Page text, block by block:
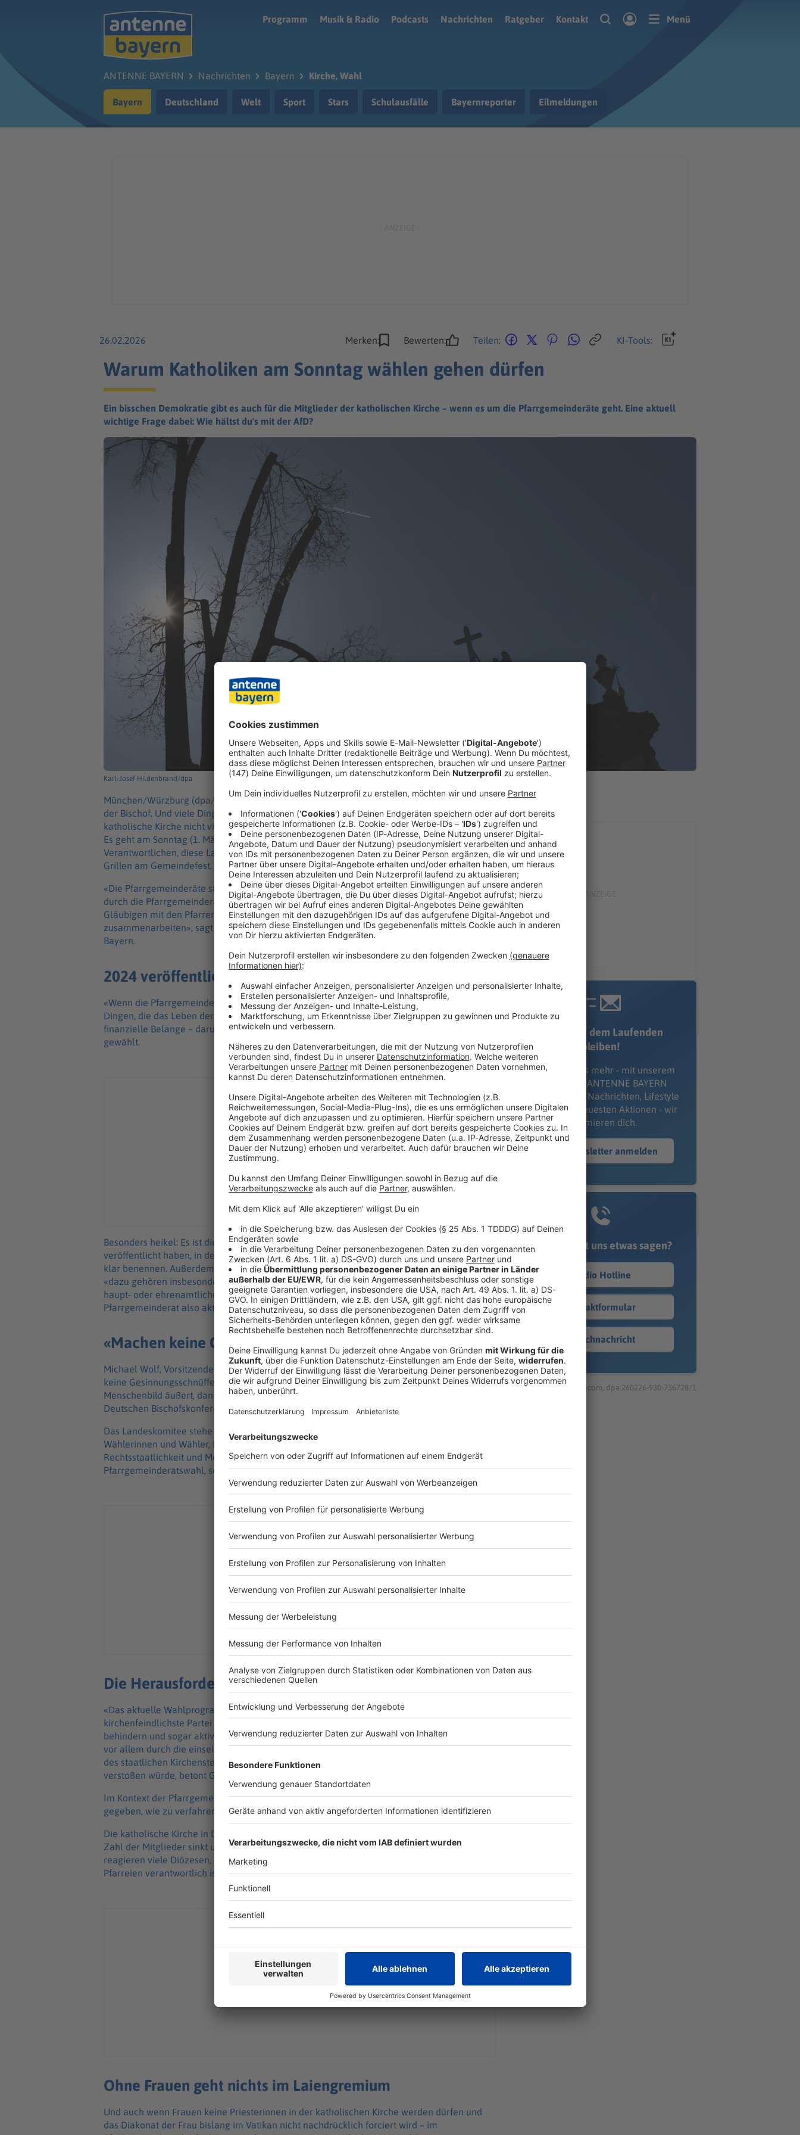
Programm
Musik & Radio Podcasts Nachrichten Ratgeber Kontakt Menü
ANTENNE BAYERN Nachrichten Bayern Kirche, Wahl
Bayern Deutschland Welt Sport Stars Schulausfälle Bayernreporter Eilmeldungen
26.02.2026 Merken: Bewerten: Teilen: KI-Tools:
Warum Katholiken am Sonntag wählen gehen dürfen
Ein bisschen Demokratie gibt es auch für die Mitglieder der katholischen Kirche – wenn es um die Pfarrgemeinderäte geht. Eine aktuell
wichtige Frage dabei: Wie hältst du's mit der AfD?
Karl-Josef Hildenbrand/dpa
München/Würzburg (dpa/lby) -Bischöfe ernennt der Vatikan, wer wo Pfarrer wird, bestimmt
der Bischof. Und viele Dinge sind sowieso unveränderlich. Mit Demokratie hat die
katholische Kirche nicht viel am Hut. Alle vier Jahre dürfen die Gläubigen aber doch wählen.
Es geht am Sonntag (1. März) um die Pfarrgemeinderäte. Und, so versichern es die
Verantwortlichen, diese Laiengremien sind für mehr zuständig als fürs Kuchenbacken und
Grillen am Gemeindefest.
«Die Pfarrgemeinderäte sind eigentlich schon jetzt echte synodale Räte, weil in ihnen die
durch die Pfarrgemeinderatswahlen demokratisch legitimierten Repräsentanten der
Gläubigen mit den Pfarrern und pastoralen Mitarbeiterinnen und Mitarbeitern
zusammenarbeiten», sagt Christian Gärtner, Chef des Landeskomitees der Katholiken in
Bayern.
2024 veröffentlichten die Bischöfe deutliche Worte
«Wenn die Pfarrgemeinderäte ihre Aufgaben ernst nehmen, können sie bei fast allen
Dingen, die das Leben der Kirche vor Ort betreffen, mitentscheiden.» Eine Ausnahme seien
finanzielle Belange – darum kümmern sich die Kirchenverwaltungen. Auch sie werden
gewählt.
Besonders heikel: Es ist die erste Wahl, nachdem die deutschen Bischöfe 2024 ein Papier
veröffentlicht haben, in dem sie sich gegen völkischen Nationalismus stellen und die AfD
klar benennen. Außerdem schrieben sie, dass die Verbreitung rechtsextremer Parolen –
«dazu gehören insbesondere Rassismus und Antisemitismus» – unvereinbar ist mit einem
haupt- oder ehrenamtlichen Dienst in der Kirche. Dürfen Kandidierende für den
Pfarrgemeinderat also aktiv gefragt werden: «Wie hältst du's mit der AfD?»
«Machen keine Gesinnungsschnüffelei»
Michael Wolf, Vorsitzender des Diözesenrats in Würzburg, sagte kürzlich: «Wir machen
keine Gesinnungsschnüffelei. Aber wenn sich jemand klar gegen das christliche
Menschenbild äußert, dann haben wir eine Möglichkeit, um zu reagieren.» Das Papier der
Deutschen Bischofskonferenz (DBK) gebe hier Orientierung.
Das Landeskomitee stehe hinter der Erklärung der Bischöfe, sagt Gärtner. Man ermutige
Wählerinnen und Wähler, Kandidierende zu unterstützen, die für Demokratie,
Rechtsstaatlichkeit und Menschenwürde eintreten. Das gelte nicht nur für die
Pfarrgemeinderatswahl, sondern auch für die Kommunalwahl eine Woche später.
Die Herausforderungen der Kirche
«Das aktuelle Wahlprogramm der AfD in Sachsen-Anhalt zeigt eindeutig, dass die AfD die
kirchenfeindlichste Partei in Deutschland ist und die Arbeit von Kirche und Caritas massiv
behindern und sogar aktiv bekämpfen würde, wenn sie an einer Regierung beteiligt wäre,
vor allem durch die einseitige Abschaffung der Staatskirchenleistungen und die Einstellung
des staatlichen Kirchensteuereinzugs», obwohl dies eventuell sogar gegen das Grundgesetz
verstoßen würde, betont Gärtner.
Im Kontext der Pfarrgemeinderatswahlen habe es vereinzelte Anfragen aus den Gemeinden
gegeben, wie zu verfahren sei bei möglichen Kandidaturen von AfD-Mitgliedern.
Die katholische Kirche in Deutschland steht seit Jahren vor großen Herausforderungen, die
Zahl der Mitglieder sinkt und damit auch der finanzielle Spielraum. Auf den Priestermangel
reagieren viele Diözesen, indem sie größere Einheiten schaffen und ein Seelsorger für viele
Pfarreien verantwortlich ist.
Ohne Frauen geht nichts im Laiengremium
Und auch wenn Frauen keine Priesterinnen in der katholischen Kirche werden dürfen und
das Diakonat der Frau bislang im Vatikan nicht nachdrücklich forciert wird – im
Immer auf dem Laufenden
bleiben!
Verpass' nichts mehr - mit unserem
kostenlosen ANTENNE BAYERN
Newsletter. Ob Nachrichten, Lifestyle
oder unsere neuesten Aktionen - wir
informieren dich.
Zum Newsletter anmelden
Du möchtest uns etwas sagen?
Studio Hotline
Kontaktformular
Sprachnachricht
© dpa-infocom, dpa:260226-930-736728/1